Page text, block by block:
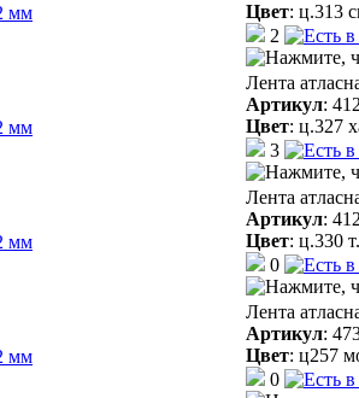
Цвет: ц.313
2
Лента
Артикул:
Цвет: ц.327
3
Лента
Артикул:
Цвет: ц.330
0
Лента
Артикул:
Цвет: ц257
0